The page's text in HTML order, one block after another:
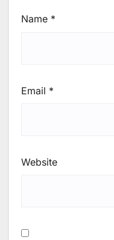
Name *
Email *
Website